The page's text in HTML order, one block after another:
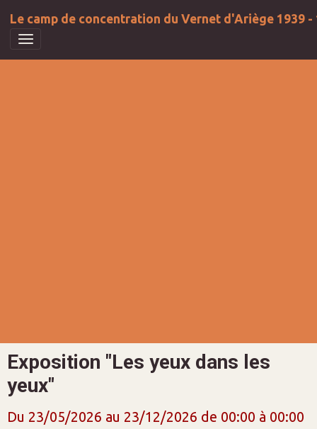
Le camp de concentration du Vernet d'Ariège 1939 -
Exposition "Les yeux dans les
yeux"
Du 23/05/2026 au 23/12/2026 de 00:00 à 00:00